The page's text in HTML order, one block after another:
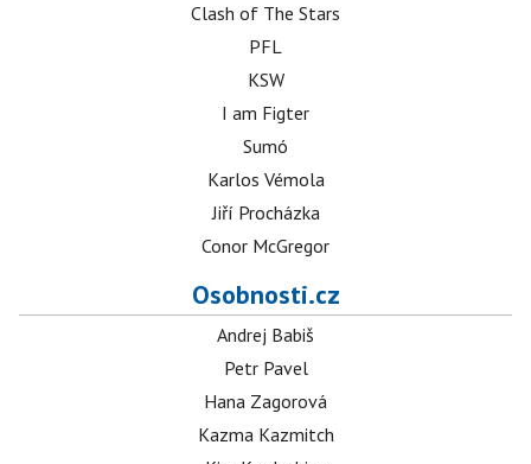
Clash of The Stars
PFL
KSW
I am Figter
Sumó
Karlos Vémola
Jiří Procházka
Conor McGregor
Osobnosti.cz
Andrej Babiš
Petr Pavel
Hana Zagorová
Kazma Kazmitch